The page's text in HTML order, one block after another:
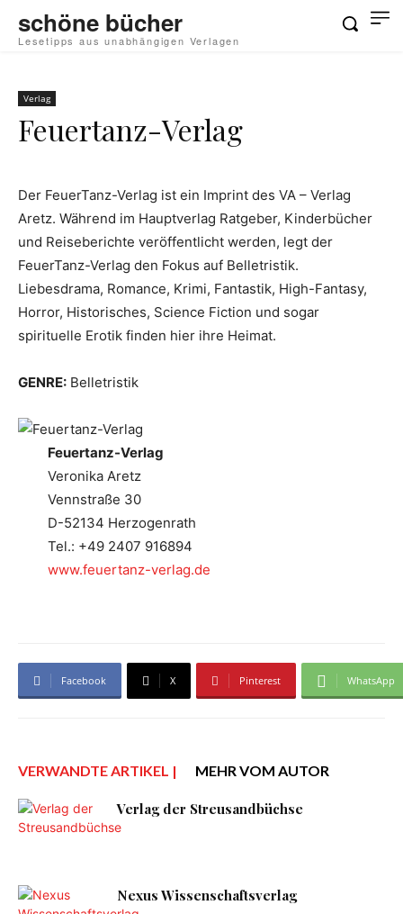
schöne bücher
Lesetipps aus unabhängigen Verlagen
Verlag
Feuertanz-Verlag
Der FeuerTanz-Verlag ist ein Imprint des VA – Verlag
Aretz. Während im Hauptverlag Ratgeber, Kinderbücher
und Reiseberichte veröffentlicht werden, legt der
FeuerTanz-Verlag den Fokus auf Belletristik.
Liebesdrama, Romance, Krimi, Fantastik, High-Fantasy,
Horror, Historisches, Science Fiction und sogar
spirituelle Erotik finden hier ihre Heimat.
GENRE: Belletristik
Feuertanz-Verlag
Veronika Aretz
Vennstraße 30
D-52134 Herzogenrath
Tel.: +49 2407 916894
www.feuertanz-verlag.de
Facebook X Pinterest WhatsApp
VERWANDTE ARTIKEL | MEHR VOM AUTOR
Verlag der Streusandbüchse
Nexus Wissenschaftsverlag